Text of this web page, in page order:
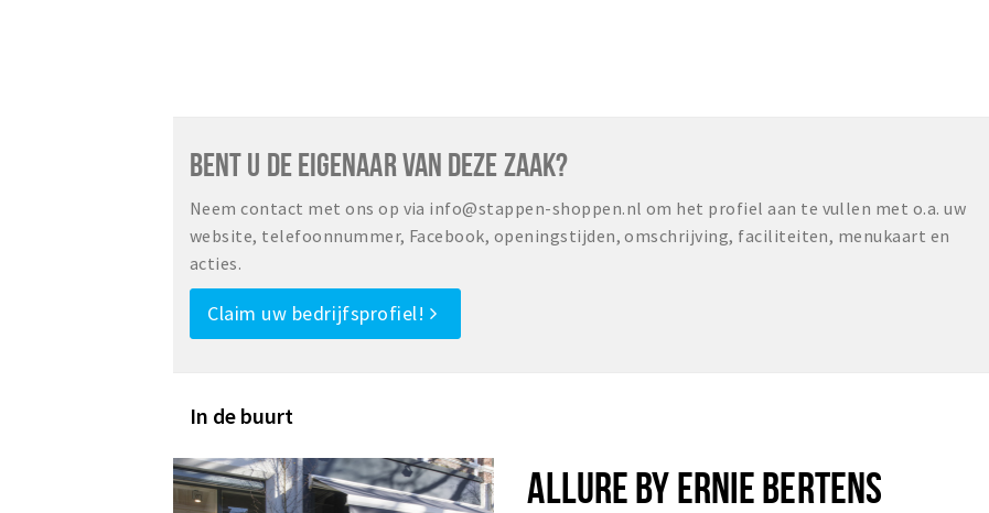
BENT U DE EIGENAAR VAN DEZE ZAAK?
Neem contact met ons op via info@stappen-shoppen.nl om het profiel aan te vullen met o.a. uw
website, telefoonnummer, Facebook, openingstijden, omschrijving, faciliteiten, menukaart en
acties.
Claim uw bedrijfsprofiel!
In de buurt
ALLURE BY ERNIE BERTENS